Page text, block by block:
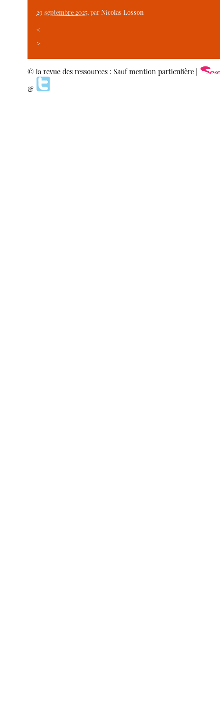
29 septembre 2025, parNicolas Losson
<
>
© la revue des ressources : Sauf mention particulière |
&